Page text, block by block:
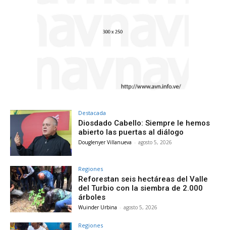
Destacada
Diosdado Cabello: Siempre le hemos
abierto las puertas al diálogo
Douglenyer Villanueva - agosto 5, 2026
Regiones
Reforestan seis hectáreas del Valle
del Turbio con la siembra de 2.000
árboles
Wuinder Urbina - agosto 5, 2026
Regiones